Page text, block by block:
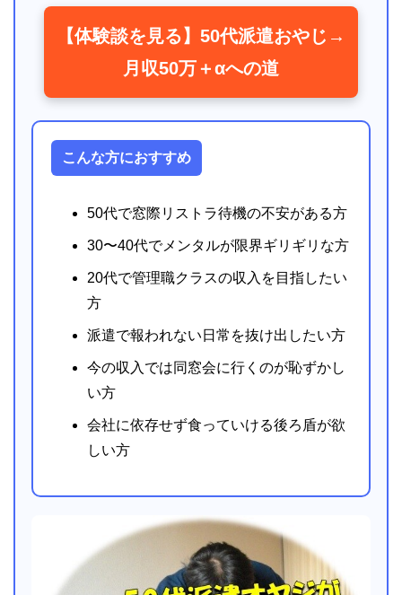
【体験談を見る】50代派遣おやじ→
月収50万＋αへの道
こんな方におすすめ
50代で窓際リストラ待機の不安がある方
30〜40代でメンタルが限界ギリギリな方
20代で管理職クラスの収入を目指したい
方
派遣で報われない日常を抜け出したい方
今の収入では同窓会に行くのが恥ずかし
い方
会社に依存せず食っていける後ろ盾が欲
しい方